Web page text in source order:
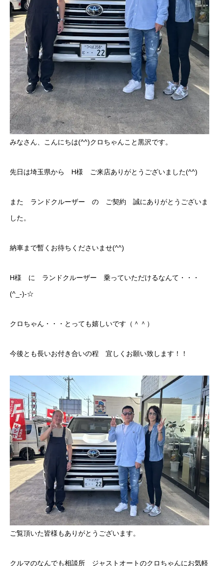
ボディコーティング・艶出し・磨き
部品の取り付け
オイル交換
独自の買取査定
ジャストオートのカーリース
カーリースとは？
ジャストリース プラン例
クロちゃんの独り言
入庫情報
ご納車
ご成約
部品取付
車磨き
車検
整備・修理
みなさん、こんにちは(^^)クロちゃんこと黒沢です。
先日は埼玉県から H様 ご来店ありがとうございました(^^)
また ランドクルーザー の ご契約 誠にありがとうございま
した。
納車まで暫くお待ちくださいませ(^^)
H様 に ランドクルーザー 乗っていただけるなんて・・・
(^_-)-☆
クロちゃん・・・とっても嬉しいです（＾＾）
今後とも長いお付き合いの程 宜しくお願い致します！！
ご覧頂いた皆様もありがとうございます。
クルマのなんでも相談所 ジャストオートのクロちゃんにお気軽